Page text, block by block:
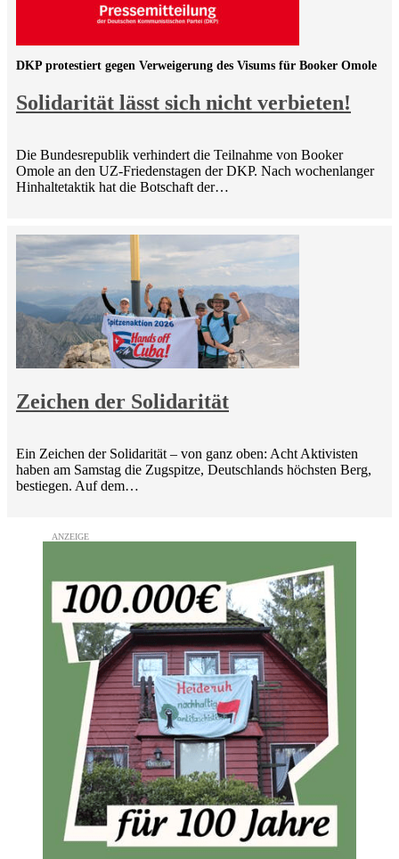
Solidarität lässt sich nicht verbieten!
DKP protestiert gegen Verweigerung des Visums für Booker Omole
Die Bundesrepublik verhindert die Teilnahme von Booker
Omole an den UZ-Friedenstagen der DKP. Nach wochenlanger
Hinhaltetaktik hat die Botschaft der…
Zeichen der Solidarität
Ein Zeichen der Solidarität – von ganz oben: Acht Aktivisten
haben am Samstag die Zugspitze, Deutschlands höchsten Berg,
bestiegen. Auf dem…